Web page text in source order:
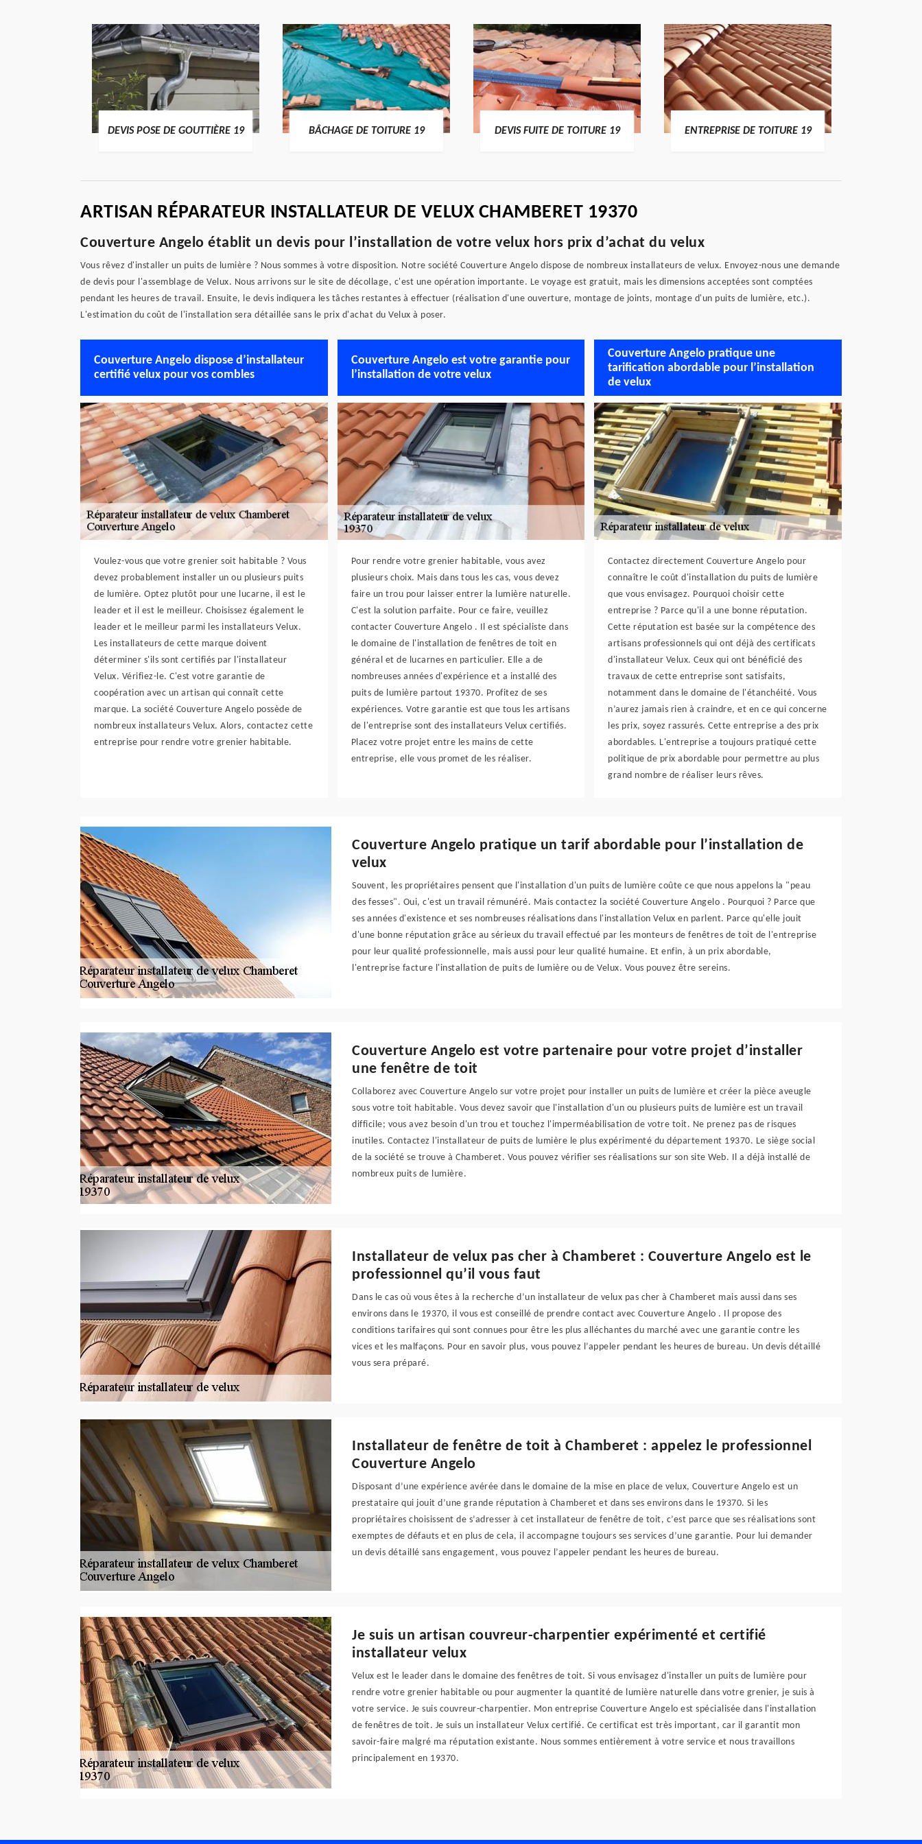
DEVIS POSE DE GOUTTIÈRE 19 BÂCHAGE DE TOITURE 19 DEVIS FUITE DE TOITURE 19 ENTREPRISE DE TOITURE 19
ARTISAN RÉPARATEUR INSTALLATEUR DE VELUX CHAMBERET 19370
Couverture Angelo établit un devis pour l’installation de votre velux hors prix d’achat du velux
Vous rêvez d'installer un puits de lumière ? Nous sommes à votre disposition. Notre société Couverture Angelo dispose de nombreux installateurs de velux. Envoyez-nous une demande
de devis pour l'assemblage de Velux. Nous arrivons sur le site de décollage, c'est une opération importante. Le voyage est gratuit, mais les dimensions acceptées sont comptées
pendant les heures de travail. Ensuite, le devis indiquera les tâches restantes à effectuer (réalisation d'une ouverture, montage de joints, montage d'un puits de lumière, etc.).
L'estimation du coût de l'installation sera détaillée sans le prix d'achat du Velux à poser.
Couverture Angelo dispose d’installateur
certifié velux pour vos combles
Voulez-vous que votre grenier soit habitable ? Vous
devez probablement installer un ou plusieurs puits
de lumière. Optez plutôt pour une lucarne, il est le
leader et il est le meilleur. Choisissez également le
leader et le meilleur parmi les installateurs Velux.
Les installateurs de cette marque doivent
déterminer s'ils sont certifiés par l'installateur
Velux. Vérifiez-le. C'est votre garantie de
coopération avec un artisan qui connaît cette
marque. La société Couverture Angelo possède de
nombreux installateurs Velux. Alors, contactez cette
entreprise pour rendre votre grenier habitable.
Couverture Angelo est votre garantie pour
l’installation de votre velux
Pour rendre votre grenier habitable, vous avez
plusieurs choix. Mais dans tous les cas, vous devez
faire un trou pour laisser entrer la lumière naturelle.
C'est la solution parfaite. Pour ce faire, veuillez
contacter Couverture Angelo . Il est spécialiste dans
le domaine de l'installation de fenêtres de toit en
général et de lucarnes en particulier. Elle a de
nombreuses années d'expérience et a installé des
puits de lumière partout 19370. Profitez de ses
expériences. Votre garantie est que tous les artisans
de l'entreprise sont des installateurs Velux certifiés.
Placez votre projet entre les mains de cette
entreprise, elle vous promet de les réaliser.
Couverture Angelo pratique une
tarification abordable pour l’installation
de velux
Contactez directement Couverture Angelo pour
connaître le coût d'installation du puits de lumière
que vous envisagez. Pourquoi choisir cette
entreprise ? Parce qu'il a une bonne réputation.
Cette réputation est basée sur la compétence des
artisans professionnels qui ont déjà des certificats
d'installateur Velux. Ceux qui ont bénéficié des
travaux de cette entreprise sont satisfaits,
notamment dans le domaine de l'étanchéité. Vous
n’aurez jamais rien à craindre, et en ce qui concerne
les prix, soyez rassurés. Cette entreprise a des prix
abordables. L'entreprise a toujours pratiqué cette
politique de prix abordable pour permettre au plus
grand nombre de réaliser leurs rêves.
Couverture Angelo pratique un tarif abordable pour l’installation de
velux
Souvent, les propriétaires pensent que l'installation d'un puits de lumière coûte ce que nous appelons la "peau
des fesses". Oui, c'est un travail rémunéré. Mais contactez la société Couverture Angelo . Pourquoi ? Parce que
ses années d'existence et ses nombreuses réalisations dans l'installation Velux en parlent. Parce qu'elle jouit
d'une bonne réputation grâce au sérieux du travail effectué par les monteurs de fenêtres de toit de l'entreprise
pour leur qualité professionnelle, mais aussi pour leur qualité humaine. Et enfin, à un prix abordable,
l'entreprise facture l'installation de puits de lumière ou de Velux. Vous pouvez être sereins.
Couverture Angelo est votre partenaire pour votre projet d’installer
une fenêtre de toit
Collaborez avec Couverture Angelo sur votre projet pour installer un puits de lumière et créer la pièce aveugle
sous votre toit habitable. Vous devez savoir que l'installation d'un ou plusieurs puits de lumière est un travail
difficile; vous avez besoin d'un trou et touchez l'imperméabilisation de votre toit. Ne prenez pas de risques
inutiles. Contactez l'installateur de puits de lumière le plus expérimenté du département 19370. Le siège social
de la société se trouve à Chamberet. Vous pouvez vérifier ses réalisations sur son site Web. Il a déjà installé de
nombreux puits de lumière.
Installateur de velux pas cher à Chamberet : Couverture Angelo est le
professionnel qu’il vous faut
Dans le cas où vous êtes à la recherche d’un installateur de velux pas cher à Chamberet mais aussi dans ses
environs dans le 19370, il vous est conseillé de prendre contact avec Couverture Angelo . Il propose des
conditions tarifaires qui sont connues pour être les plus alléchantes du marché avec une garantie contre les
vices et les malfaçons. Pour en savoir plus, vous pouvez l’appeler pendant les heures de bureau. Un devis détaillé
vous sera préparé.
Installateur de fenêtre de toit à Chamberet : appelez le professionnel
Couverture Angelo
Disposant d’une expérience avérée dans le domaine de la mise en place de velux, Couverture Angelo est un
prestataire qui jouit d’une grande réputation à Chamberet et dans ses environs dans le 19370. Si les
propriétaires choisissent de s’adresser à cet installateur de fenêtre de toit, c’est parce que ses réalisations sont
exemptes de défauts et en plus de cela, il accompagne toujours ses services d’une garantie. Pour lui demander
un devis détaillé sans engagement, vous pouvez l’appeler pendant les heures de bureau.
Je suis un artisan couvreur-charpentier expérimenté et certifié
installateur velux
Velux est le leader dans le domaine des fenêtres de toit. Si vous envisagez d'installer un puits de lumière pour
rendre votre grenier habitable ou pour augmenter la quantité de lumière naturelle dans votre grenier, je suis à
votre service. Je suis couvreur-charpentier. Mon entreprise Couverture Angelo est spécialisée dans l'installation
de fenêtres de toit. Je suis un installateur Velux certifié. Ce certificat est très important, car il garantit mon
savoir-faire malgré ma réputation existante. Nous sommes entièrement à votre service et nous travaillons
principalement en 19370.